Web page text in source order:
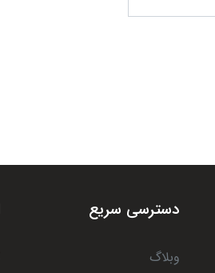
دسترسی سریع
وبلاگ